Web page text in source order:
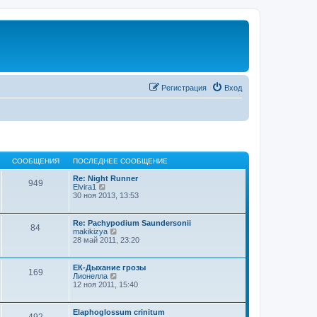
Вход
Регистрация
СООБЩЕНИЯ ПОСЛЕДНЕЕ СООБЩЕНИЕ
949
Re: Night Runner
Elvira1
е
е
й
т
и
к
с
л
е
н
е
30 ноя 2013, 13:53
84
Re: Pachypodium Saundersonii
makikizya
е
е
й
т
и
к
28 май 2011, 23:20
169
ЕК-Дыхание грозы
Лионелла
е
е
й
12 ноя 2011, 15:40
Elaphoglossum crinitum